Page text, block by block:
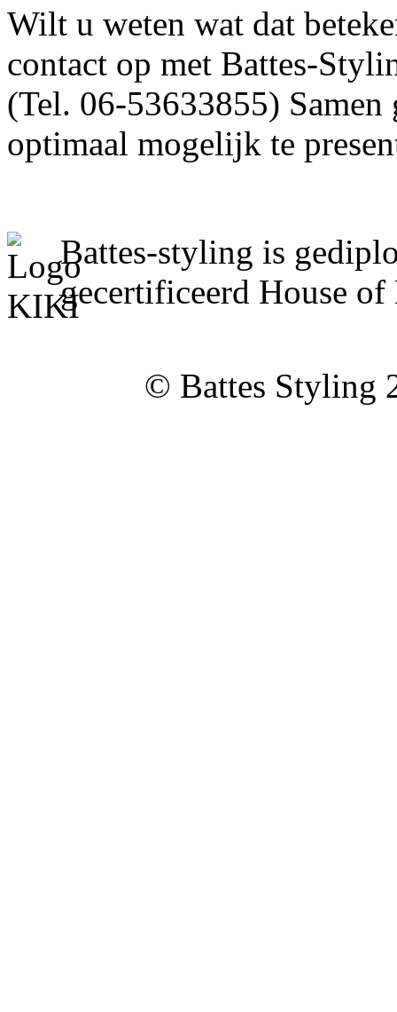
Wilt u weten wat dat
contact op met Battes-
(Tel. 06-53633855) Samen
optimaal mogelijk te
Battes-styling is
gecertificeerd House
© Battes Styling